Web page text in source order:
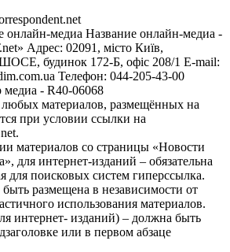
онлайн-медиа Название онлайн-медиа -
Адрес: 02091, місто Київ,
будинок 172-Б, офіс 208/1 E-mail:
Телефон: 044-205-43-00
- R40-06068
материалов, размещённых на
при условии ссылки на
материалов со страницы «Новости
для интернет-изданий – обязательна
для поисковых систем гиперссылка.
размещена в независимости от
использования материалов.
интернет- изданий) – должна быть
или в первом абзаце